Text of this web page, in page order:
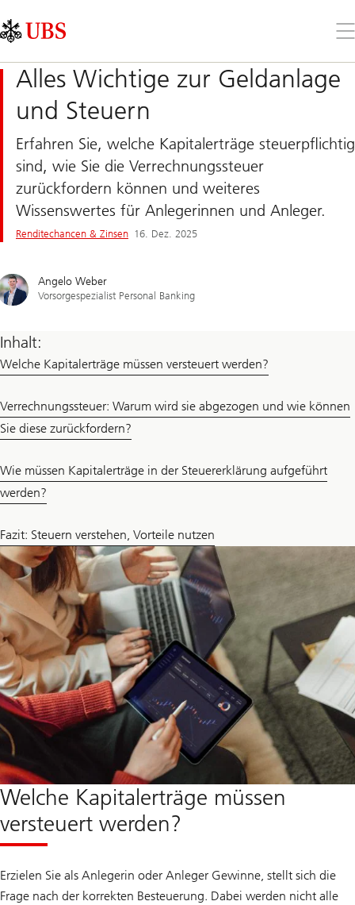
Links
Area
Sie
Alles Wichtige zur Geldanlage
und Steuern
Erfahren Sie, welche Kapitalerträge steuerpflichtig
sind, wie Sie die Verrechnungssteuer
zurückfordern können und weiteres
Wissenswertes für Anlegerinnen und Anleger.
Renditechancen & Zinsen 16. Dez. 2025
Angelo Weber
Vorsorgespezialist Personal Banking
Inhalt:
Welche Kapitalerträge müssen versteuert werden?
Verrechnungssteuer: Warum wird sie abgezogen und wie können
Sie diese zurückfordern?
Wie müssen Kapitalerträge in der Steuererklärung aufgeführt
werden?
Fazit: Steuern verstehen, Vorteile nutzen
Welche Kapitalerträge müssen
versteuert werden?
Erzielen Sie als Anlegerin oder Anleger Gewinne, stellt sich die
Frage nach der korrekten Besteuerung. Dabei werden nicht alle